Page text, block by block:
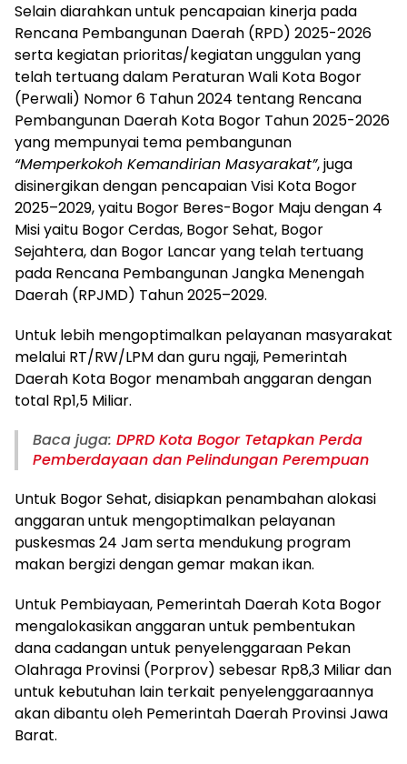
Selain diarahkan untuk pencapaian kinerja pada
Rencana Pembangunan Daerah (RPD) 2025-2026
serta kegiatan prioritas/kegiatan unggulan yang
telah tertuang dalam Peraturan Wali Kota Bogor
(Perwali) Nomor 6 Tahun 2024 tentang Rencana
Pembangunan Daerah Kota Bogor Tahun 2025-2026
yang mempunyai tema pembangunan
“Memperkokoh Kemandirian Masyarakat”, juga
disinergikan dengan pencapaian Visi Kota Bogor
2025–2029, yaitu Bogor Beres-Bogor Maju dengan 4
Misi yaitu Bogor Cerdas, Bogor Sehat, Bogor
Sejahtera, dan Bogor Lancar yang telah tertuang
pada Rencana Pembangunan Jangka Menengah
Daerah (RPJMD) Tahun 2025–2029.
Untuk lebih mengoptimalkan pelayanan masyarakat
melalui RT/RW/LPM dan guru ngaji, Pemerintah
Daerah Kota Bogor menambah anggaran dengan
total Rp1,5 Miliar.
Baca juga: DPRD Kota Bogor Tetapkan Perda
Pemberdayaan dan Pelindungan Perempuan
Untuk Bogor Sehat, disiapkan penambahan alokasi
anggaran untuk mengoptimalkan pelayanan
puskesmas 24 Jam serta mendukung program
makan bergizi dengan gemar makan ikan.
Untuk Pembiayaan, Pemerintah Daerah Kota Bogor
mengalokasikan anggaran untuk pembentukan
dana cadangan untuk penyelenggaraan Pekan
Olahraga Provinsi (Porprov) sebesar Rp8,3 Miliar dan
untuk kebutuhan lain terkait penyelenggaraannya
akan dibantu oleh Pemerintah Daerah Provinsi Jawa
Barat.